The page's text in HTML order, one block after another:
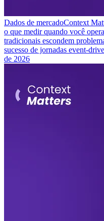
Dados de mercadoContext
o que medir quando você
tradicionais escondem
sucesso de jornadas event-
de 2026